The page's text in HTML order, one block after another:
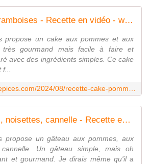
Cake pommes framboises - Recette en vidéo - www.sucreetepices.com
propose un cake aux pommes et aux
très gourmand mais facile à faire et
avec des ingrédients simples. Ce cake
Gâteau pommes, noisettes, cannelle - Recette en vidéo - www.sucreetepices.com
propose un gâteau aux pommes, aux
Un gâteau simple, mais oh
et gourmand. Je dirais même qu'il a